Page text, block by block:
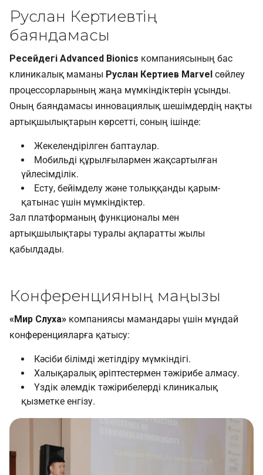
Руслан Кертиевтің
баяндамасы
Ресейдегі Advanced Bionics компаниясының бас
клиникалық маманы Руслан Кертиев Marvel сөйлеу
процессорларының жаңа мүмкіндіктерін ұсынды.
Оның баяндамасы инновациялық шешімдердің нақты
артықшылықтарын көрсетті, соның ішінде:
Жекелендірілген баптаулар.
Мобильді құрылғылармен жақсартылған
үйлесімділік.
Есту, бейімделу және толыққанды қарым-
қатынас үшін мүмкіндіктер.
Зал платформаның функционалы мен
артықшылықтары туралы ақпаратты жылы
қабылдады.
Конференцияның маңызы
«Мир Слуха» компаниясы мамандары үшін мұндай
конференцияларға қатысу:
Кәсіби білімді жетілдіру мүмкіндігі.
Халықаралық әріптестермен тәжірибе алмасу.
Үздік әлемдік тәжірибелерді клиникалық
қызметке енгізу.